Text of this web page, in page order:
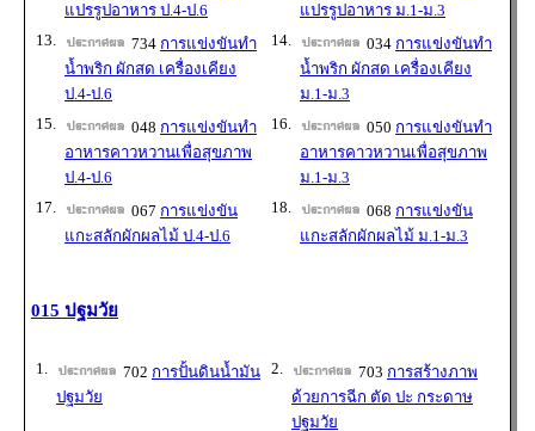
แปรรูปอาหาร ป.4-ป.6
แปรรูปอาหาร ม.1-ม.3
13.
734 การแข่งขันทำ
น้ำพริก ผักสด เครื่องเคียง
ป.4-ป.6
14. 034 การแข่งขันทำ
น้ำพริก ผักสด เครื่องเคียง
ม.1-ม.3
15.
048 การแข่งขันทำ
อาหารคาวหวานเพื่อสุขภาพ
ป.4-ป.6
16. 050 การแข่งขันทำ
อาหารคาวหวานเพื่อสุขภาพ
ม.1-ม.3
17.
067 การแข่งขัน
แกะสลักผักผลไม้ ป.4-ป.6
18. 068 การแข่งขัน
แกะสลักผักผลไม้ ม.1-ม.3
015 ปฐมวัย
1. 702 การปั้นดินน้ำมัน
ปฐมวัย
2. 703 การสร้างภาพ
ด้วยการฉีก ตัด ปะ กระดาษ
ปฐมวัย